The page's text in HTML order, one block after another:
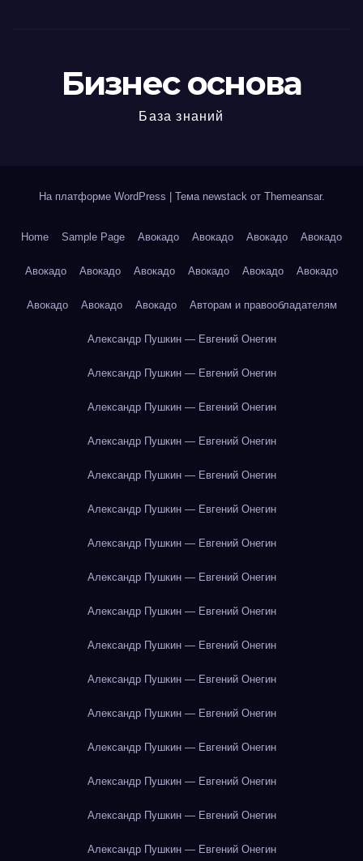
Бизнес основа
База знаний
На платформе WordPress Тема newstack от Themeansar.
Home Sample Page Авокадо Авокадо Авокадо Авокадо
Авокадо Авокадо Авокадо Авокадо Авокадо Авокадо
Авокадо Авокадо Авокадо Авторам и правообладателям
Александр Пушкин — Евгений Онегин
Александр Пушкин — Евгений Онегин
Александр Пушкин — Евгений Онегин
Александр Пушкин — Евгений Онегин
Александр Пушкин — Евгений Онегин
Александр Пушкин — Евгений Онегин
Александр Пушкин — Евгений Онегин
Александр Пушкин — Евгений Онегин
Александр Пушкин — Евгений Онегин
Александр Пушкин — Евгений Онегин
Александр Пушкин — Евгений Онегин
Александр Пушкин — Евгений Онегин
Александр Пушкин — Евгений Онегин
Александр Пушкин — Евгений Онегин
Александр Пушкин — Евгений Онегин
Александр Пушкин — Евгений Онегин